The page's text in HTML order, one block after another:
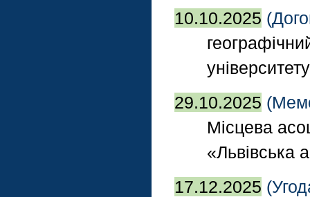
10.10.2025
29.10.2025
Місцева
«Львівська
17.12.2025